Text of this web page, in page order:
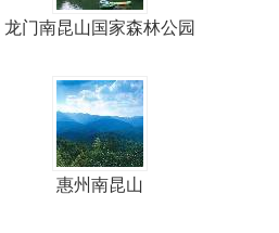
龙门南昆山国家森林公园
惠州南昆山